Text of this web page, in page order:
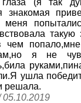
знакомая
такую
чем
я не
ушла
решала.
05.10.2019